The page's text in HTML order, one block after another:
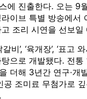
에 진출한다. 오는 9
이브 특별 방송에서
조리 시연을 선보일
비’, ‘육개장’, ‘표고
으로 개발됐다. 전통
더해 3년간 연구·개
공 조미료 무첨가로